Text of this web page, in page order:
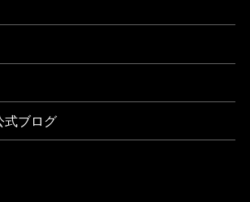
式ブログ